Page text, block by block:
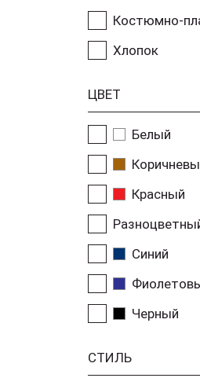
Костюмно-
Хлопок
ЦВЕТ
Белый
Красный
Синий
Черный
СТИЛЬ